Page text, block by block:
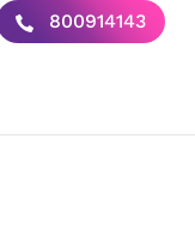
800914143